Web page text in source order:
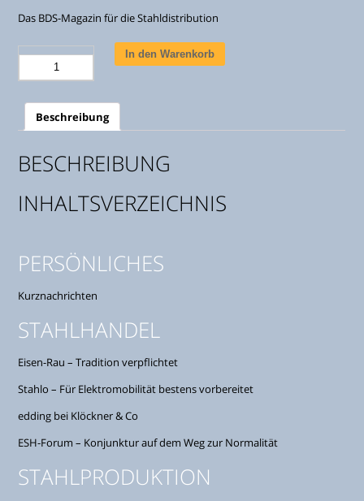
Das BDS-Magazin für die Stahldistribution
Stahlreport
Ausgabe
12/2019
Menge
In den Warenkorb
Beschreibung
BESCHREIBUNG
INHALTSVERZEICHNIS
PERSÖNLICHES
Kurznachrichten
STAHLHANDEL
Eisen-Rau – Tradition verpflichtet
Stahlo – Für Elektromobilität bestens vorbereitet
edding bei Klöckner & Co
ESH-Forum – Konjunktur auf dem Weg zur Normalität
STAHLPRODUKTION